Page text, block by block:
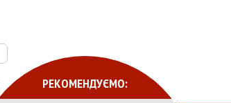
РЕКОМЕНДУЄМО: